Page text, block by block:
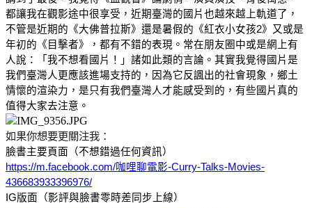
都讓我在觀影途中很享受，近期臺灣的國片也越來越上軌道了，
不管是近期的《大佛普拉斯》還是暑假的《紅衣小女孩2》又或是
年初的《目擊者》，都有不錯的表現。常在朋友圈中或是網上有
人說：「我不想看國片！」諸如此類的言論。其實我覺得國片是
我們臺灣人更應該進場支持的，因為它反諷出的社會現象，鄉土
情懷的渲染力，是只有我們臺灣人才能感受到的，有些國片真的
值得大家去注意。
如果你想要更關注我：
臉書主要頁面（不想錯過任何資訊）
https://m.facebook.com/咖哩聊電影-Curry-Talks-Movies-
436683933396976/
IG版面（影評與臉書零時差同步上線）